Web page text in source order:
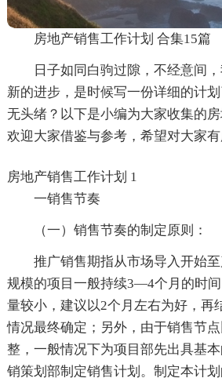
房地产销售工作计划 合集15篇
日子如同白驹过隙，不经意间
新的进步，是时候写一份详细的计
无头绪？以下是小编为大家收集的房
欢迎大家借鉴与参考，希望对大家有
房地产销售工作计划 1
一销售节奏
（一）销售节奏的制定原则：
推广销售期指从市场导入开始
规模的项目一般持续3—4个月的时
量较小，建议以2个月左右为好，再
情况最终确定；另外，由于销售节
整，一般情况下为项目部先出具基
销策划部制定销售计划。制定本计